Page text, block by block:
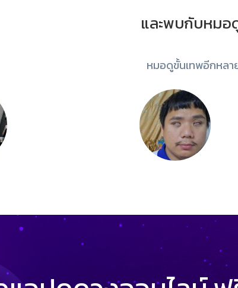
และพบกับหมอ
หมอดูขั้นเทพอีกหลา